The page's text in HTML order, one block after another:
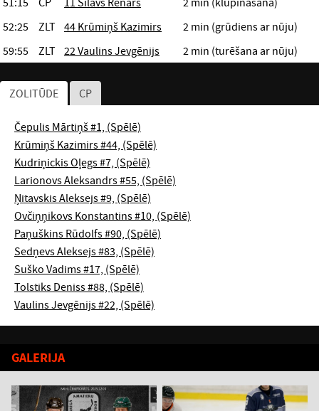
52:25
ZLT 44 Krūmiņš Kazimirs
2 min (grūdiens ar nūju)
59:55
ZLT 22 Vaulins Jevgēnijs 2 min (turēšana ar nūju)
ZOLITŪDE CP
Čepulis Mārtiņš #1, (Spēlē)
Krūmiņš Kazimirs #44, (Spēlē)
Kudriņickis Oļegs #7, (Spēlē)
Larionovs Aleksandrs #55, (Spēlē)
Ņitavskis Aleksejs #9, (Spēlē)
Ovčiņņikovs Konstantins #10, (Spēlē)
Paņuškins Rūdolfs #90, (Spēlē)
Sedņevs Aleksejs #83, (Spēlē)
Suško Vadims #17, (Spēlē)
Tolstiks Deniss #88, (Spēlē)
Vaulins Jevgēnijs #22, (Spēlē)
GALERIJA